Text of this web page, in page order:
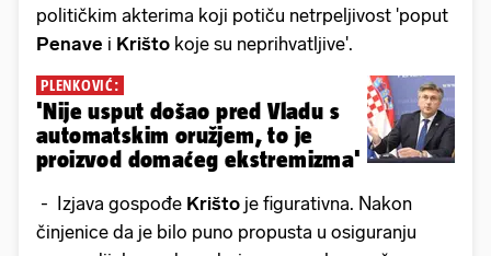
političkim akterima koji potiču netrpeljivost 'poput
Penave i Krišto koje su neprihvatljive'.
PLENKOVIĆ:
'Nije usput došao pred Vladu s
automatskim oružjem, to je
proizvod domaćeg ekstremizma'
- Izjava gospođe Krišto je figurativna. Nakon
činjenice da je bilo puno propusta u osiguranju